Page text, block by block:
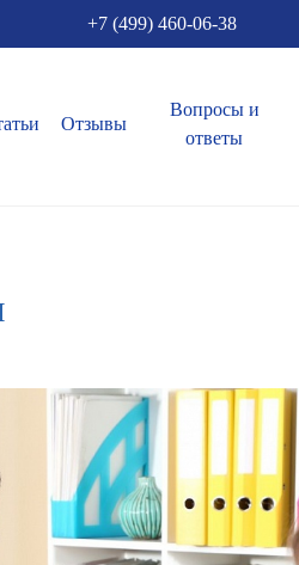
+7 (499) 460-06-38
Отзывы
Вопросы и
ответы